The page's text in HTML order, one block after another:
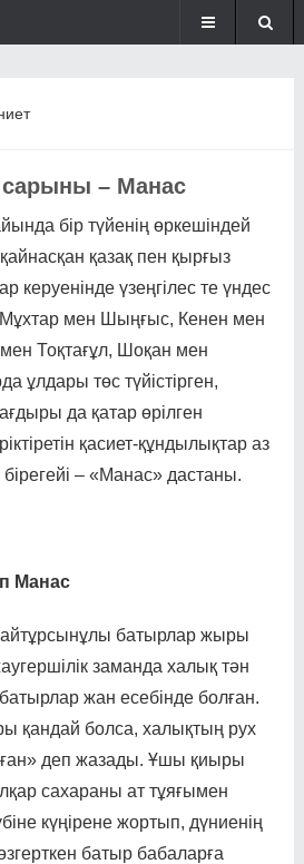
сарыны – Манас
бір түйенің өркешіндей
қазақ пен қырғыз
керуенінде үзеңгілес те үндес
мен Шыңғыс, Кенен мен
Тоқтағұл, Шоқан мен
ұлдары төс түйістірген,
да қатар өрілген
қасиет-құндылықтар аз
– «Манас» дастаны.
Манас
батырлар жыры
заманда халық тән
жан есебінде болған.
қандай болса, халықтың рух
деп жазады. Ұшы қиыры
сахараны ат тұяғымен
күңі­рене жортып, дүниенің
батыр бабаларға